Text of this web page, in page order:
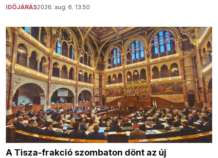
IDŐJÁRÁS2026. aug. 6. 13:50
A Tisza-frakció szombaton dönt az új